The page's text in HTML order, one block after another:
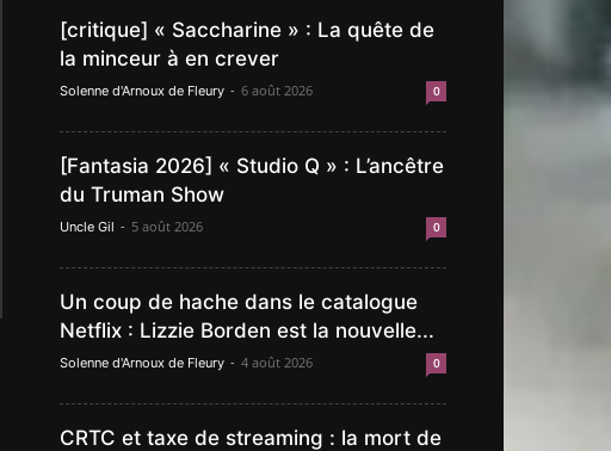
[critique] « Saccharine » : La quête de
la minceur à en crever
Solenne d'Arnoux de Fleury - 6 août 2026 0
[Fantasia 2026] « Studio Q » : L’ancêtre
du Truman Show
Uncle Gil - 5 août 2026 0
Un coup de hache dans le catalogue
Netflix : Lizzie Borden est la nouvelle...
Solenne d'Arnoux de Fleury - 4 août 2026 0
CRTC et taxe de streaming : la mort de